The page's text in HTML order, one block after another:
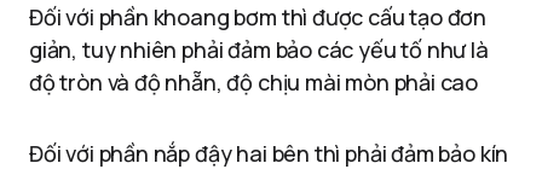
Đối với phần khoang bơm thì được cấu tạo đơn
giản, tuy nhiên phải đảm bảo các yếu tố như là
độ tròn và độ nhẵn, độ chịu mài mòn phải cao
Đối với phần nắp đậy hai bên thì phải đảm bảo kín